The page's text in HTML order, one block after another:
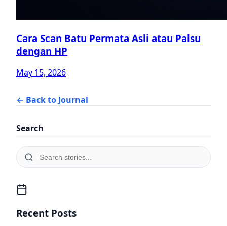
Cara Scan Batu Permata Asli atau Palsu
dengan HP
May 15, 2026
← Back to Journal
Search
Recent Posts